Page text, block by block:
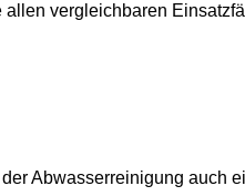
vergleichbaren
Abwasserreinigung auch